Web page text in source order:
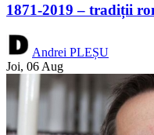
1871-2019 – tradiții
Andrei PLEȘU
Joi, 06 Aug